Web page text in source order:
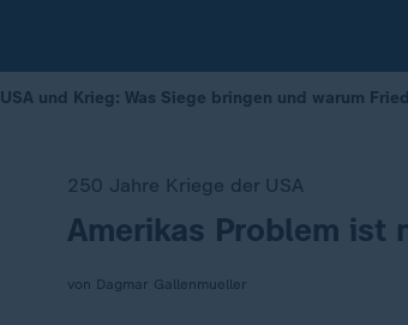
USA und Krieg: Was Siege bringen und warum
250 Jahre Kriege der USA
:
Amerikas Problem ist
von Dagmar Gallenmueller